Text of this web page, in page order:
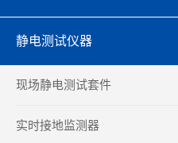
静电测试仪器
现场静电测试套件
实时接地监测器